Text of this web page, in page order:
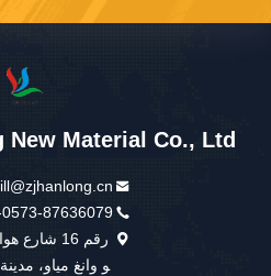
Material Co., Ltd.
87636079
رقم 16
و وانغ مياو،